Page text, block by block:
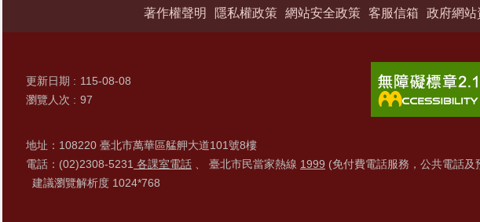
著作權聲明 隱私權政策 網站安全政策 客服信箱 政府網站
更新日期
115-08-08
瀏覽人次
97
地址：108220 臺北市萬華區艋舺大道101號8樓
電話：(02)2308-5231 各課室電話 、 臺北市民當家熱線 1999 (免付費電話服務，公共電話
建議瀏覽解析度 1024*768